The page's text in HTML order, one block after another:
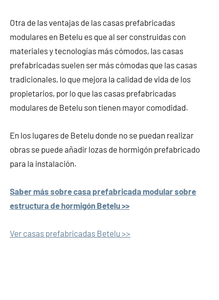
Otra de las ventajas de las casas prefabricadas
modulares en Betelu es que al ser construidas con
materiales y tecnologías más cómodos, las casas
prefabricadas suelen ser más cómodas que las casas
tradicionales, lo que mejora la calidad de vida de los
propietarios, por lo que las casas prefabricadas
modulares de Betelu son tienen mayor comodidad.
En los lugares de Betelu donde no se puedan realizar
obras se puede añadir lozas de hormigón prefabricado
para la instalación.
Saber más sobre casa prefabricada modular sobre
estructura de hormigón Betelu >>
Ver casas prefabricadas Betelu >>